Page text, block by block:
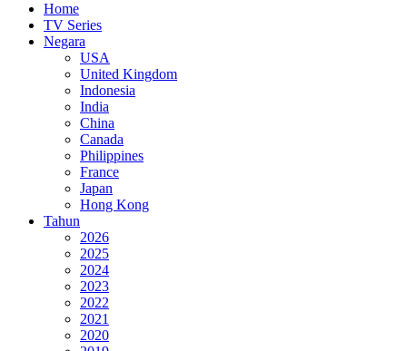
Home
TV Series
Negara
USA
United Kingdom
Indonesia
India
China
Canada
Philippines
France
Japan
Hong Kong
Tahun
2026
2025
2024
2023
2022
2021
2020